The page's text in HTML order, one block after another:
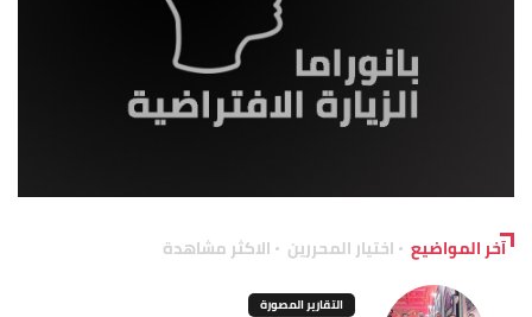
آخر المواضيع اختيار المحررين الاكثر مشاهدة
التقارير المصورة